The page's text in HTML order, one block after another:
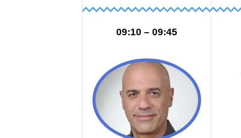
09:45 – 09:10